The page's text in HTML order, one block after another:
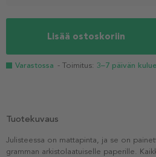
Lisää ostoskoriin
Varastossa - Toimitus: 3–7 päivän
Tuotekuvaus
Julisteessa on mattapinta, ja se on
gramman arkistolaatuiselle paperille.